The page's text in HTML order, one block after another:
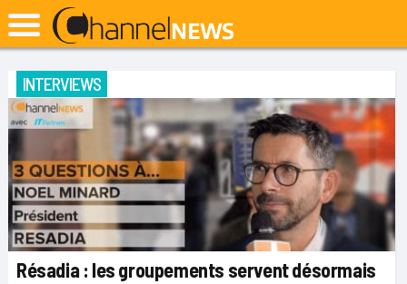
INTERVIEWS
Résadia : les groupements servent désormais